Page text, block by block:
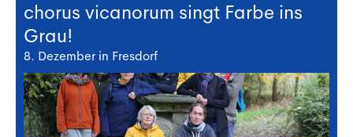
chorus vicanorum singt Farbe ins
Grau!
8. Dezember in Fresdorf